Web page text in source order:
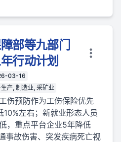
部等九部门
行动计划
03-16
产, 制造业, 采矿业
伤预防作为工伤保险优先
左右；新就业形态人员
，重点平台企业5年降低
事故伤害、突发疾病死亡视